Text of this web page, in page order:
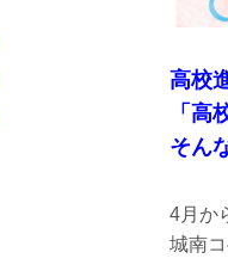
高校
「高
そん
4月か
城南